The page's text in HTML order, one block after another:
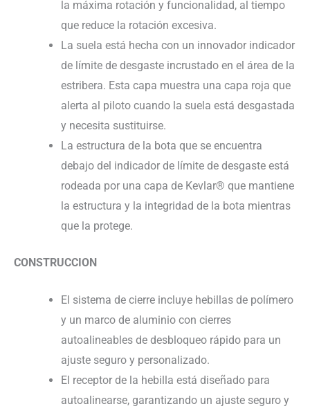
la máxima rotación y funcionalidad, al tiempo
que reduce la rotación excesiva.
La suela está hecha con un innovador indicador
de límite de desgaste incrustado en el área de la
estribera. Esta capa muestra una capa roja que
alerta al piloto cuando la suela está desgastada
y necesita sustituirse.
La estructura de la bota que se encuentra
debajo del indicador de límite de desgaste está
rodeada por una capa de Kevlar® que mantiene
la estructura y la integridad de la bota mientras
que la protege.
CONSTRUCCION
El sistema de cierre incluye hebillas de polímero
y un marco de aluminio con cierres
autoalineables de desbloqueo rápido para un
ajuste seguro y personalizado.
El receptor de la hebilla está diseñado para
autoalinearse, garantizando un ajuste seguro y